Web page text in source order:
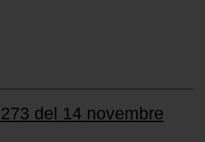
del 14 novembre